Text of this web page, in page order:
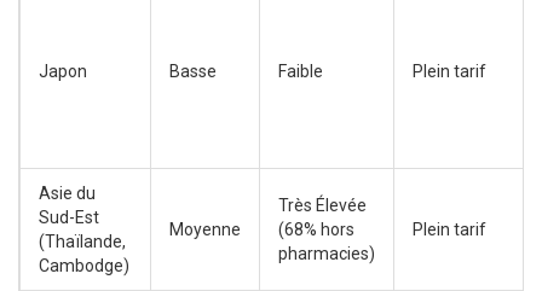
Japon Basse Faible Plein tarif
Asie du
Sud-Est
(Thaïlande,
Cambodge)
Moyenne
Très Élevée
(68% hors
pharmacies)
Plein tarif